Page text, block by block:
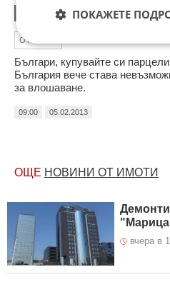
луна
ОТГОВОР
Българи, купувайте си
България вече става
за влошаване.
09:00 05.02.2013
ОЩЕ НОВИНИ ОТ ИМОТИ
вчера в
ПОКАЖЕТЕ